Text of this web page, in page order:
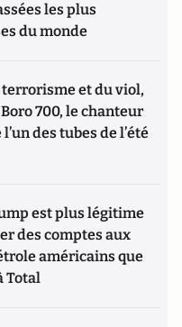
les plus
du monde
et du viol,
700, le chanteur
des tubes de l’été
est plus légitime
des comptes aux
américains que
Total